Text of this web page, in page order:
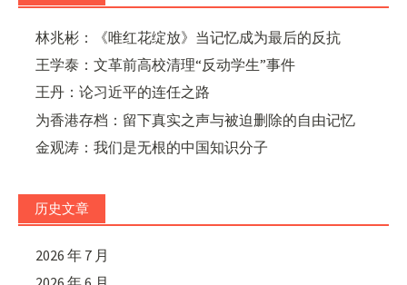
林兆彬：《唯红花绽放》当记忆成为最后的反抗
王学泰：文革前高校清理“反动学生”事件
王丹：论习近平的连任之路
为香港存档：留下真实之声与被迫删除的自由记忆
金观涛：我们是无根的中国知识分子
历史文章
2026 年 7 月